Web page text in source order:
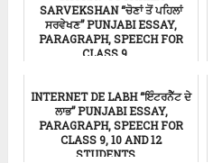
SARVEKSHAN “ਚੋਣਾਂ ਤੋਂ ਪਹਿਲਾਂ
ਸਰਵੇਖਣ” PUNJABI ESSAY,
PARAGRAPH, SPEECH FOR
CLASS 9, ...
INTERNET DE LABH “ਇੰਟਰਨੈੱਟ ਦੇ
ਲਾਭ” PUNJABI ESSAY,
PARAGRAPH, SPEECH FOR
CLASS 9, 10 AND 12
STUDENTS ...